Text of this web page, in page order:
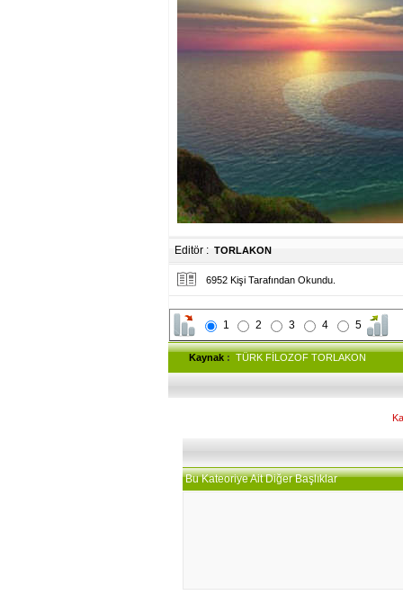
Editör : TORLAKON
6952 Kişi Tarafından Okundu.
1 2 3 4 5
Kaynak : TÜRK FİLOZOF TORLAKON
Bu Kateoriye Ait Diğer Başlıklar